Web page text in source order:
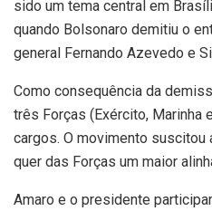
sido um tema central em
quando Bolsonaro demitiu o
general Fernando Azevedo e
Como consequência da
três Forças (Exército, Marinha
cargos. O movimento
quer das Forças um maior
Amaro e o presidente